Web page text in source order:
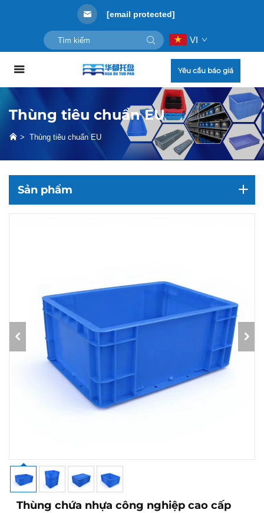
[email protected]
VI
Yêu cầu báo giá
Thùng tiêu chuẩn EU
> Thùng tiêu chuẩn EU
Sản phẩm
Thùng chứa nhựa công nghiệp cao cấp